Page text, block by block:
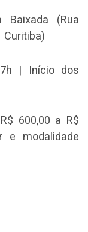
(Rua
Curitiba)
| Início dos
600,00 a R$
e modalidade